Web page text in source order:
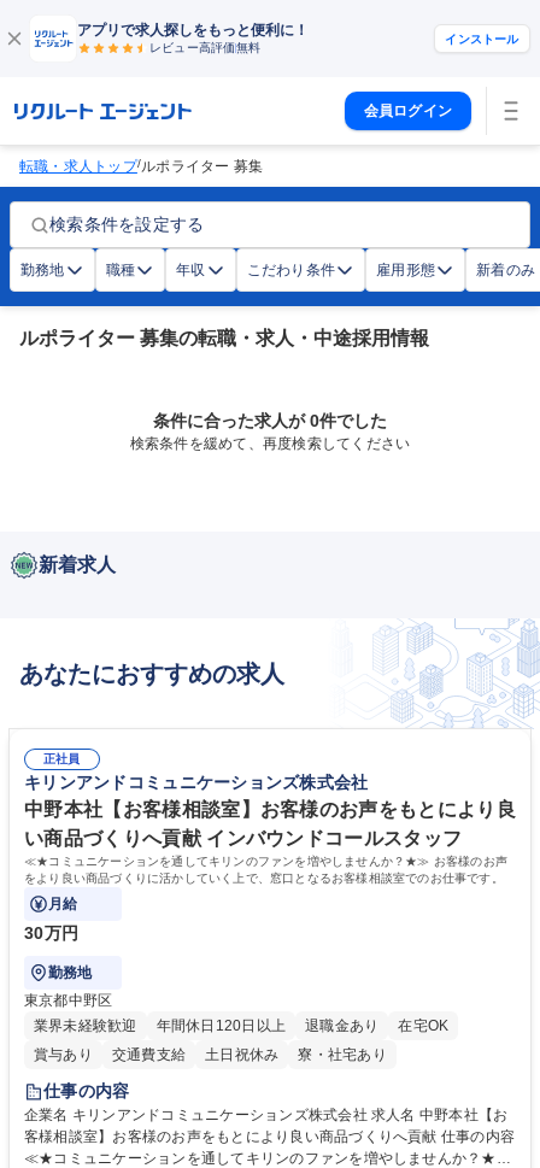
アプリで求人探しをもっと便利に！
レビュー高評価無料
インストール
会員ログイン
転職・求人トップ/ルポライター 募集
検索条件を設定する
勤務地 職種 年収 こだわり条件 雇用形態 新着のみ
ルポライター 募集の転職・求人・中途採用情報
条件に合った求人が 0件でした
検索条件を緩めて、再度検索してください
新着求人
あなたにおすすめの求人
正社員
キリンアンドコミュニケーションズ株式会社
中野本社【お客様相談室】お客様のお声をもとにより良
い商品づくりへ貢献 インバウンドコールスタッフ
≪★コミュニケーションを通してキリンのファンを増やしませんか？★≫ お客様のお声
をより良い商品づくりに活かしていく上で、窓口となるお客様相談室でのお仕事です。
月給
30万円
勤務地
東京都中野区
業界未経験歓迎
年間休日120日以上 退職金あり
在宅OK
賞与あり
交通費支給 土日祝休み 寮・社宅あり
仕事の内容
企業名 キリンアンドコミュニケーションズ株式会社 求人名 中野本社【お
客様相談室】お客様のお声をもとにより良い商品づくりへ貢献 仕事の内容
≪★コミュニケーションを通してキリンのファンを増やしませんか？★≫